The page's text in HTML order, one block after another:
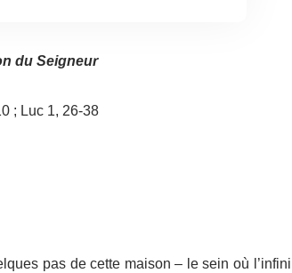
du Seigneur
; Luc 1, 26-38
pas de cette maison – le sein où l’infini